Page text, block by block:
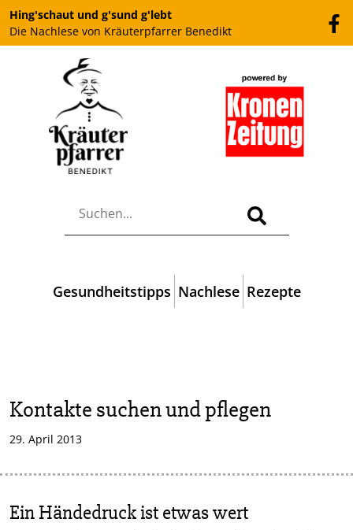
Hing'schaut und g'sund g'lebt
Die Nachlese von Kräuterpfarrer Benedikt
Gesundheitstipps Nachlese Rezepte
Kontakte suchen und pflegen
29. April 2013
Ein Händedruck ist etwas wert